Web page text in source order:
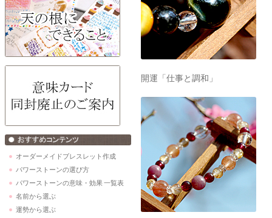
オーダーメイドブレスレット作成
パワーストーンの選び方
パワーストーンの意味・効果 一覧表
名前から選ぶ
運勢から選ぶ
開運「仕事と調和」